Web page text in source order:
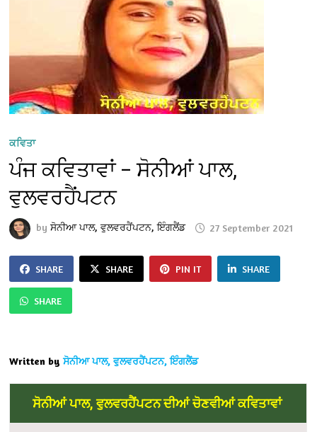
ਕਵਿਤਾ
ਪੰਜ ਕਵਿਤਾਵਾਂ – ਸੋਨੀਆਂ ਪਾਲ,
ਵੁਲਵਰਹੈਂਪਟਨ
byਸੋਨੀਆ ਪਾਲ, ਵੁਲਵਰਹੈਂਪਟਨ, ਇੰਗਲੈਂਡ 27 September 2021
SHARE SHARE PIN IT SHARE
SHARE
Written by ਸੋਨੀਆ ਪਾਲ, ਵੁਲਵਰਹੈਂਪਟਨ, ਇੰਗਲੈਂਡ
ਸੋਨੀਆਂ ਪਾਲ, ਵੁਲਵਰਹੈਂਪਟਨ ਦੀਆਂ ਚੋਣਵੀਆਂ ਕਵਿਤਾਵਾਂ